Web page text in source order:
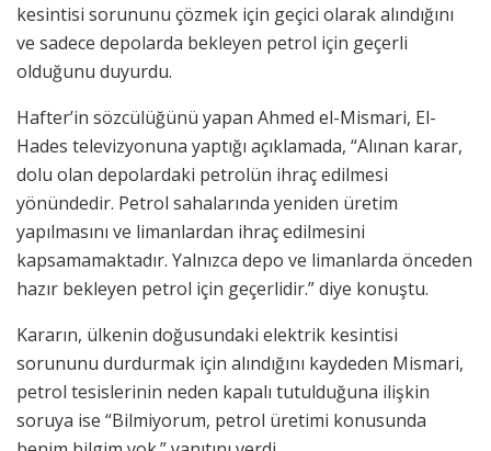
kesintisi sorununu çözmek için geçici olarak alındığını
ve sadece depolarda bekleyen petrol için geçerli
olduğunu duyurdu.
Hafter’in sözcülüğünü yapan Ahmed el-Mismari, El-
Hades televizyonuna yaptığı açıklamada, “Alınan karar,
dolu olan depolardaki petrolün ihraç edilmesi
yönündedir. Petrol sahalarında yeniden üretim
yapılmasını ve limanlardan ihraç edilmesini
kapsamamaktadır. Yalnızca depo ve limanlarda önceden
hazır bekleyen petrol için geçerlidir.” diye konuştu.
Kararın, ülkenin doğusundaki elektrik kesintisi
sorununu durdurmak için alındığını kaydeden Mismari,
petrol tesislerinin neden kapalı tutulduğuna ilişkin
soruya ise “Bilmiyorum, petrol üretimi konusunda